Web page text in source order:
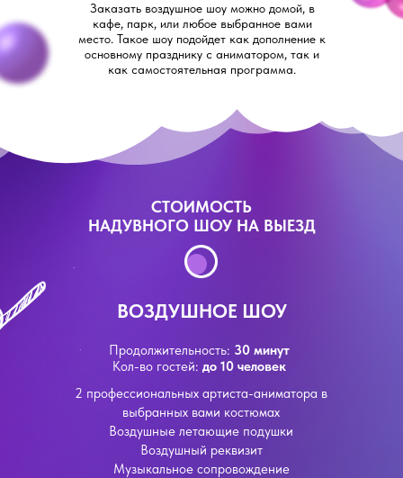
Заказать воздушное шоу можно домой, в
кафе, парк, или любое выбранное вами
место. Такое шоу подойдет как дополнение к
основному празднику с аниматором, так и
как самостоятельная программа.
СТОИМОСТЬ
НАДУВНОГО ШОУ НА ВЫЕЗД
Продолжительность: 30 минут
Кол-во гостей: до 10 человек
2 профессиональных артиста-аниматора в
выбранных вами костюмах
Воздушные летающие подушки
Воздушный реквизит
Музыкальное сопровождение
ВОЗДУШНОЕ ШОУ